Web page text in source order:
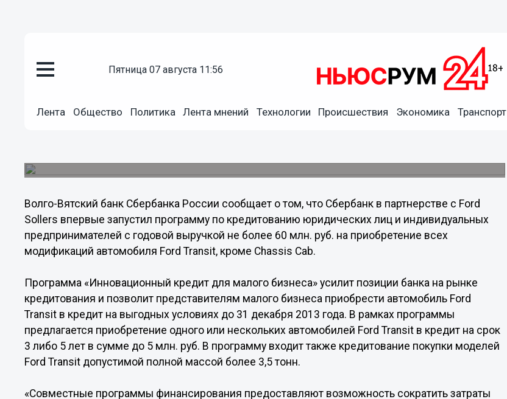
пятница 07 августа 11:56
Лента Общество Политика Лента мнений Технологии Происшествия Экономика Транспорт
05.11.2013 16:25
Стартовала совместная программа Сбербанка и FordSollers
«Инновационный кредит для малого бизнеса»
Волго-Вятский банк Сбербанка России сообщает о том, что Сбербанк в партнерстве с Ford
Sollers впервые запустил программу по кредитованию юридических лиц и индивидуальных
предпринимателей с годовой выручкой не более 60 млн. руб. на приобретение всех
модификаций автомобиля Ford Transit, кроме Chassis Cab.
Программа «Инновационный кредит для малого бизнеса» усилит позиции банка на рынке
кредитования и позволит представителям малого бизнеса приобрести автомобиль Ford
Transit в кредит на выгодных условиях до 31 декабря 2013 года. В рамках программы
предлагается приобретение одного или нескольких автомобилей Ford Transit в кредит на срок
3 либо 5 лет в сумме до 5 млн. руб. В программу входит также кредитование покупки моделей
Ford Transit допустимой полной массой более 3,5 тонн.
«Совместные программы финансирования предоставляют возможность сократить затраты